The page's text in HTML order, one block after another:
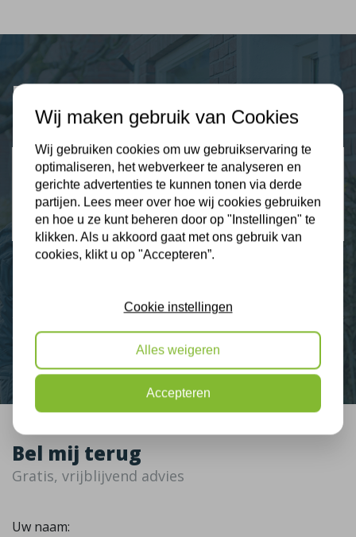
Plus Isolatie
Uw isolatie specialist
9,3
Klantbeoordelingen
2274 klanten beoordelen ons met een 9.3
Contact
Bel mij terug
Gratis, vrijblijvend advies
Uw naam:
Wij maken gebruik van Cookies
Wij gebruiken cookies om uw gebruikservaring te
optimaliseren, het webverkeer te analyseren en
gerichte advertenties te kunnen tonen via derde
partijen. Lees meer over hoe wij cookies gebruiken
en hoe u ze kunt beheren door op "Instellingen" te
klikken. Als u akkoord gaat met ons gebruik van
cookies, klikt u op "Accepteren”.
Cookie instellingen
Alles weigeren
Accepteren